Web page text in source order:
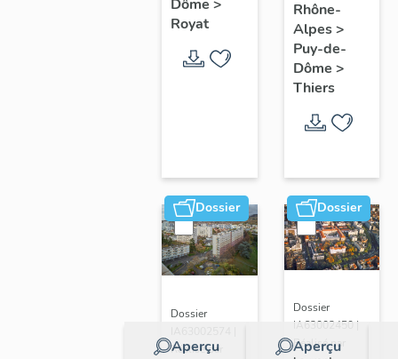
Dôme >
Royat
de pente
Rhône-
Alpes>
Puy-de-
Dôme >
Thiers
Dossier
Aperçu
Dossier
Réalisé par
Dossier
Aperçu
Dossier
IA63002450 |
Réalisé par